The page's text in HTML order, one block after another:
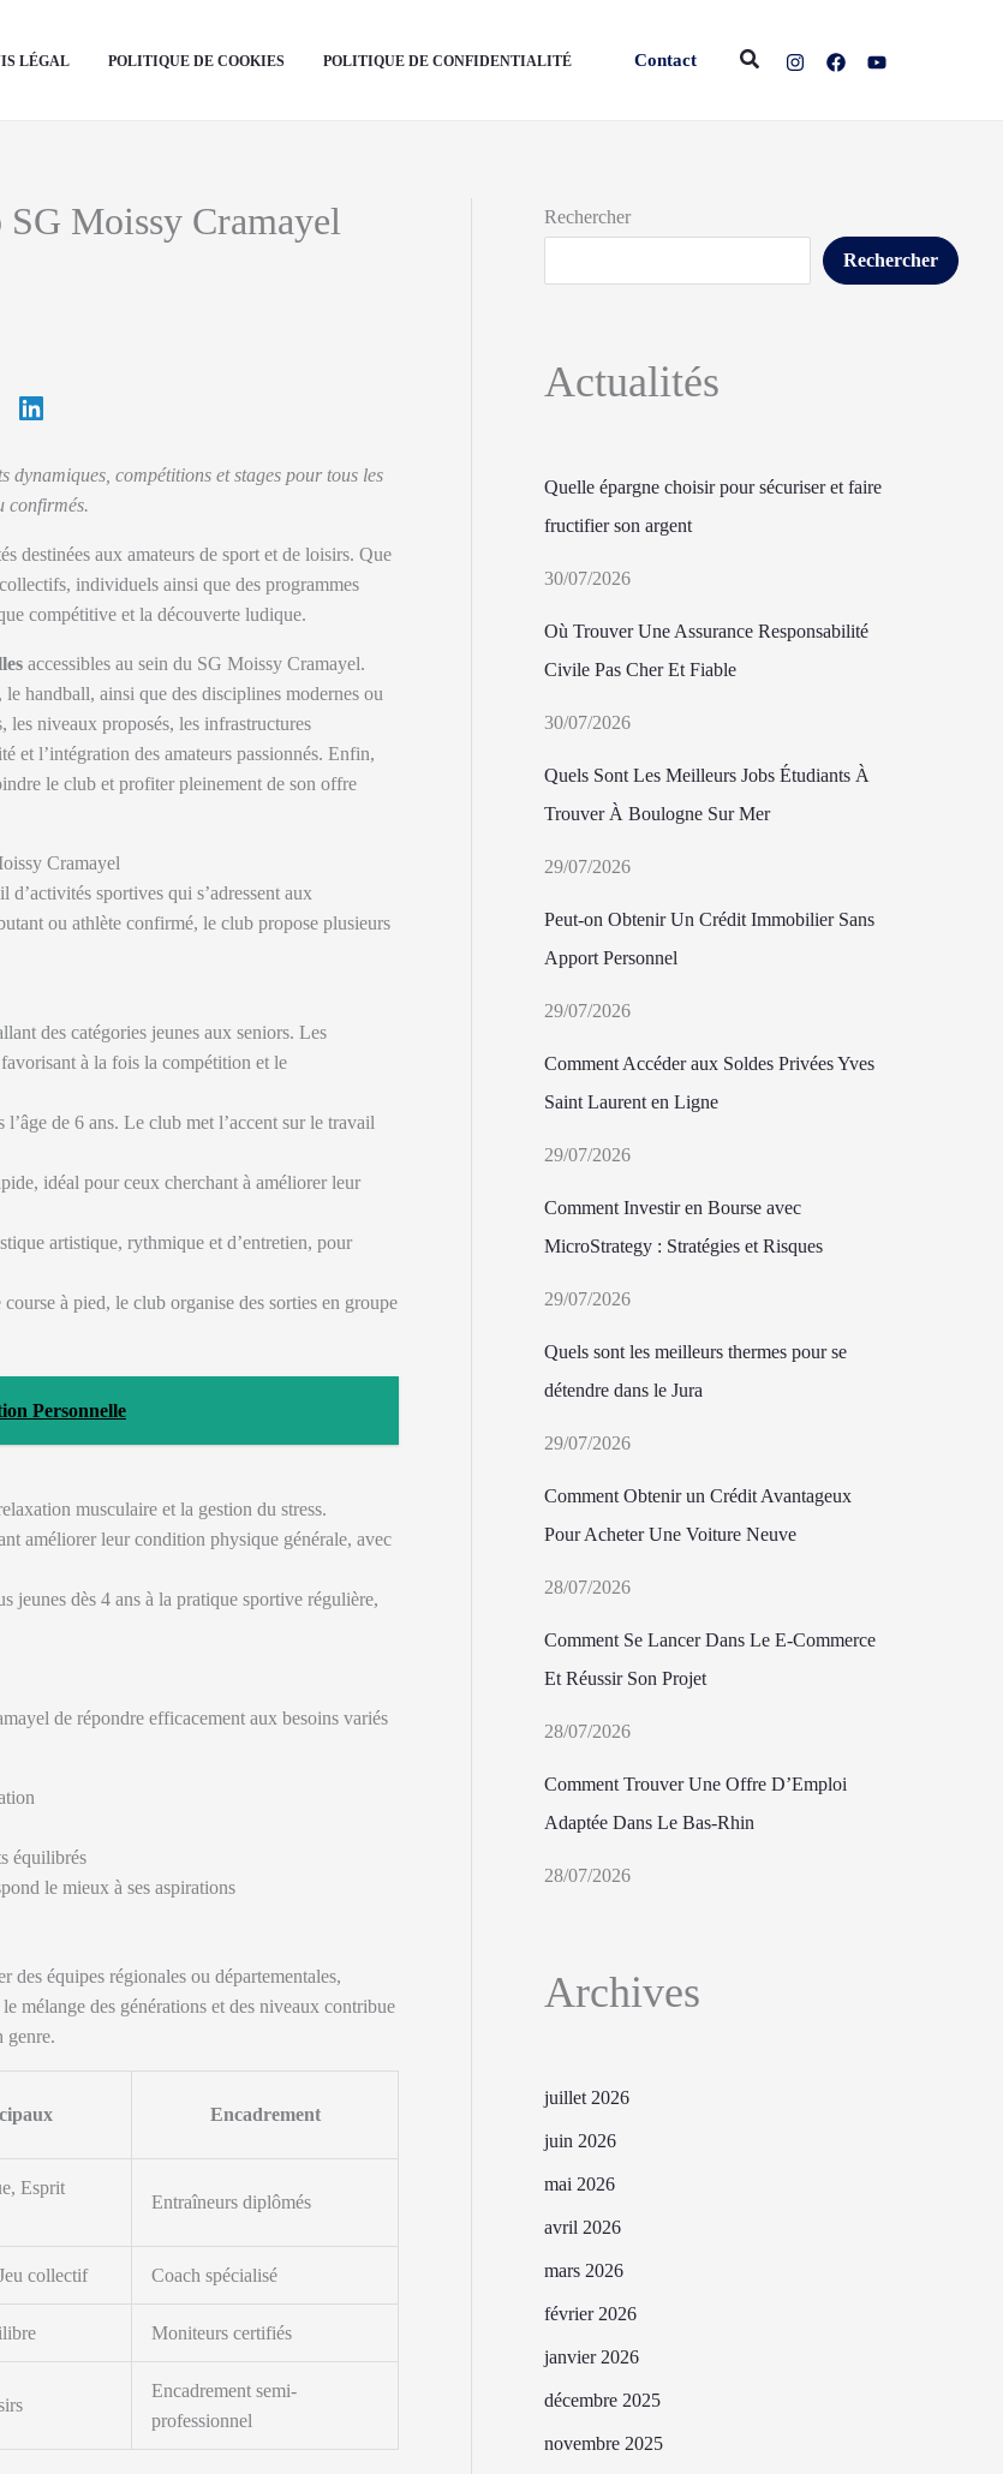
LÉGAL POLITIQUE DE COOKIES POLITIQUE DE CONFIDENTIALITÉ Contact Rechercher
Moissy Cramayel
compétitions et stages pour tous les
confirmés.
destinées aux amateurs de sport et de loisirs. Que
individuels ainsi que des programmes
compétitive et la découverte ludique.
accessibles au sein du SG Moissy Cramayel.
handball, ainsi que des disciplines modernes ou
les niveaux proposés, les infrastructures
et l’intégration des amateurs passionnés. Enfin,
le club et profiter pleinement de son offre
Cramayel
d’activités sportives qui s’adressent aux
ou athlète confirmé, le club propose plusieurs
des catégories jeunes aux seniors. Les
à la fois la compétition et le
de 6 ans. Le club met l’accent sur le travail
idéal pour ceux cherchant à améliorer leur
artistique, rythmique et d’entretien, pour
course à pied, le club organise des sorties en groupe
Personnelle
musculaire et la gestion du stress.
améliorer leur condition physique générale, avec
jeunes dès 4 ans à la pratique sportive régulière,
de répondre efficacement aux besoins variés
équilibrés
le mieux à ses aspirations
des équipes régionales ou départementales,
mélange des générations et des niveaux contribue
genre.
Encadrement
Esprit
Entraîneurs diplômés
collectif Coach spécialisé
Moniteurs certifiés
Encadrement semi-
professionnel
Rechercher
Rechercher
Actualités
Quelle épargne choisir pour sécuriser et faire
fructifier son argent
30/07/2026
Où Trouver Une Assurance Responsabilité
Civile Pas Cher Et Fiable
30/07/2026
Quels Sont Les Meilleurs Jobs Étudiants À
Trouver À Boulogne Sur Mer
29/07/2026
Peut-on Obtenir Un Crédit Immobilier Sans
Apport Personnel
29/07/2026
Comment Accéder aux Soldes Privées Yves
Saint Laurent en Ligne
29/07/2026
Comment Investir en Bourse avec
MicroStrategy : Stratégies et Risques
29/07/2026
Quels sont les meilleurs thermes pour se
détendre dans le Jura
29/07/2026
Comment Obtenir un Crédit Avantageux
Pour Acheter Une Voiture Neuve
28/07/2026
Comment Se Lancer Dans Le E-Commerce
Et Réussir Son Projet
28/07/2026
Comment Trouver Une Offre D’Emploi
Adaptée Dans Le Bas-Rhin
28/07/2026
Archives
juillet 2026
juin 2026
mai 2026
avril 2026
mars 2026
février 2026
janvier 2026
décembre 2025
novembre 2025